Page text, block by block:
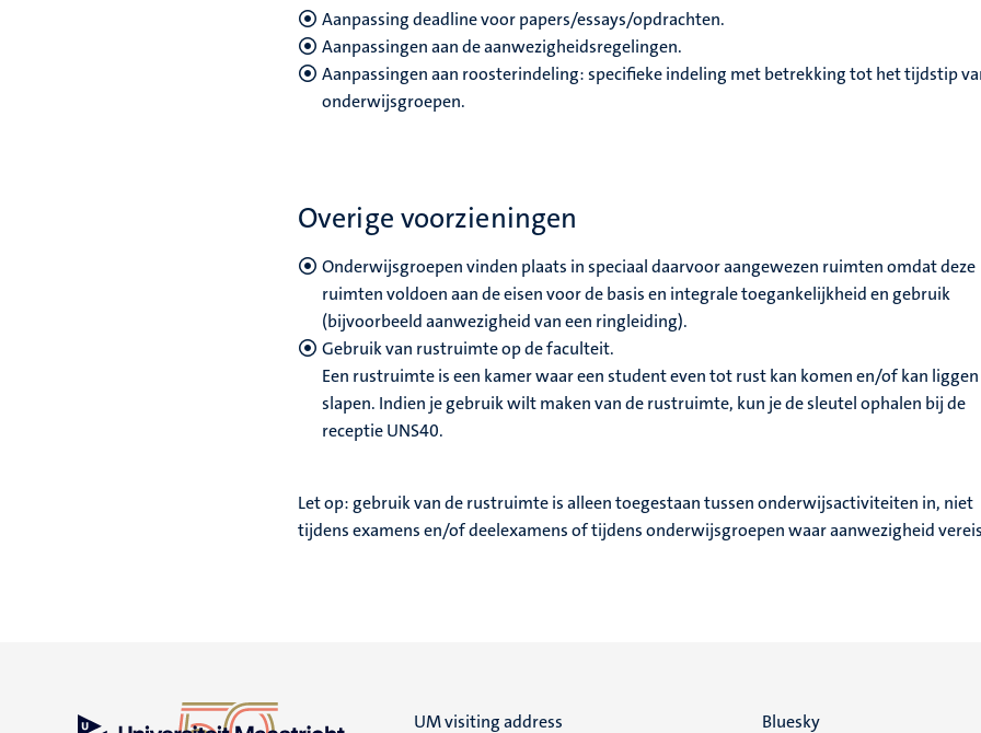
Aanpassing deadline voor papers/essays/opdrachten.
Aanpassingen aan de aanwezigheidsregelingen.
Aanpassingen aan roosterindeling: specifieke indeling met betrekking tot het tijdstip
onderwijsgroepen.
Overige voorzieningen
Onderwijsgroepen vinden plaats in speciaal daarvoor aangewezen ruimten omdat deze
ruimten voldoen aan de eisen voor de basis en integrale toegankelijkheid en gebruik
(bijvoorbeeld aanwezigheid van een ringleiding).
Gebruik van rustruimte op de faculteit.
Een rustruimte is een kamer waar een student even tot rust kan komen en/of kan
slapen. Indien je gebruik wilt maken van de rustruimte, kun je de sleutel ophalen bij de
receptie UNS40.
Let op: gebruik van de rustruimte is alleen toegestaan tussen onderwijsactiviteiten in, niet
tijdens examens en/of deelexamens of tijdens onderwijsgroepen waar aanwezigheid
UM visiting address Bluesky